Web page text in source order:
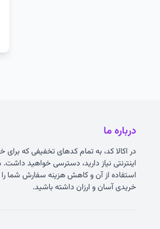
درباره ما
در اکالا کد، به تمام کدهای تخفیفی که
اینترنتی نیاز دارید، دسترسی خواهید داشت.
استفاده از آن و کاهش هزینه سفارش شما را
خریدی آسان و ارزان داشته باشید.